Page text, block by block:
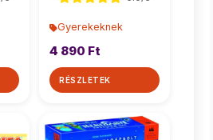
Gyerekeknek
4 890 Ft
RÉSZLETEK